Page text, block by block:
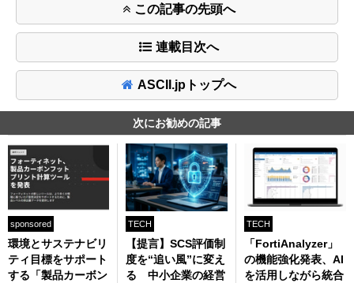
この記事の先頭へ
連載目次へ
ASCII.jpトップへ
次にお勧めの記事
sponsored
環境とサステナビリ
ティ目標をサポート
する「製品カーボン
TECH
【提言】SCS評価制
度を“追い風”に変え
る 中小企業の経営
TECH
「FortiAnalyzer」
の機能強化発表、AI
を活用しながら統合